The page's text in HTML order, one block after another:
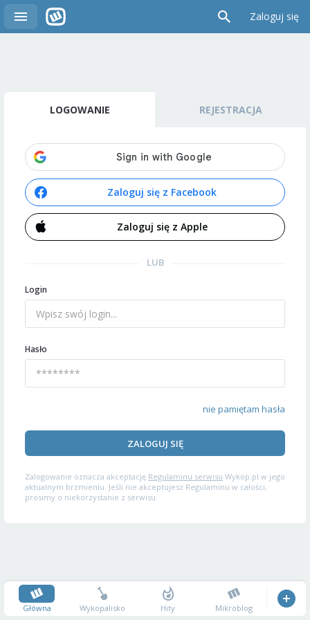
Zaloguj się
LOGOWANIE REJESTRACJA
Zaloguj się z Facebook
Zaloguj się z Apple
LUB
Login
Hasło
nie pamiętam hasła
ZALOGUJ SIĘ
Zalogowanie oznacza akceptację Regulaminu serwisu Wykop.pl w jego
aktualnym brzmieniu. Jeśli nie akceptujesz Regulaminu w całości,
prosimy o niekorzystanie z serwisu.
Główna Wykopalisko Hity Mikroblog